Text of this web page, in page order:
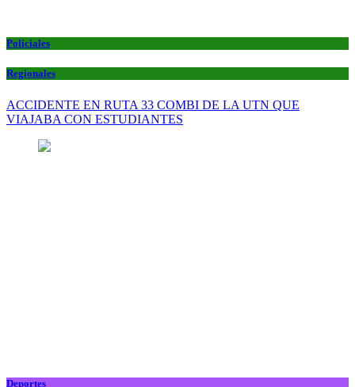
Policiales
Regionales
ACCIDENTE EN RUTA 33 COMBI DE LA UTN QUE
VIAJABA CON ESTUDIANTES
Deportes